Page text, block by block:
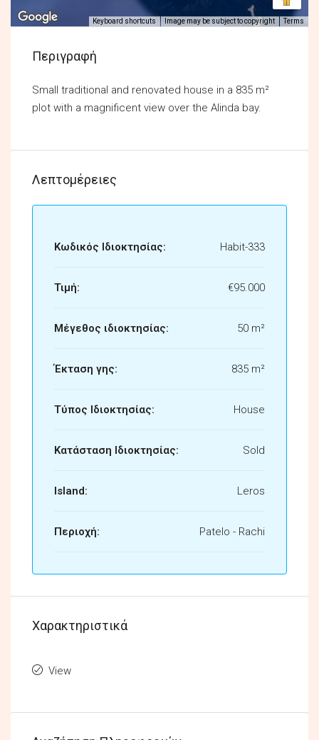
Keyboard shortcuts Image may be subject to copyright Terms
Περιγραφή
Small traditional and renovated house in a 835 m²
plot with a magnificent view over the Alinda bay.
Λεπτομέρειες
Κωδικός Ιδιοκτησίας: Habit-333
Τιμή: €95.000
Μέγεθος ιδιοκτησίας: 50 m²
Έκταση γης: 835 m²
Τύπος Ιδιοκτησίας: House
Κατάσταση Ιδιοκτησίας: Sold
Island: Leros
Περιοχή: Patelo - Rachi
Χαρακτηριστικά
View